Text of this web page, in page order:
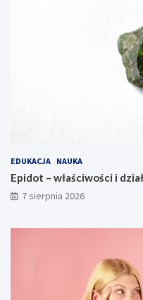
EDUKACJA NAUKA
Epidot – właściwości i
7 sierpnia 2026